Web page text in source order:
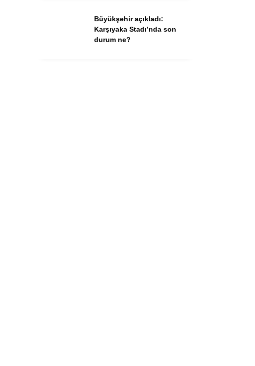
Büyükşehir açıkladı:
Karşıyaka Stadı’nda son
durum ne?